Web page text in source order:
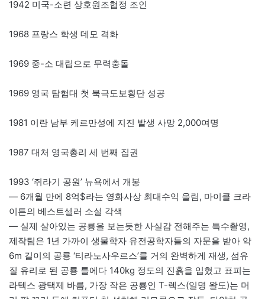
1942 미국-소련 상호원조협정 조인
1968 프랑스 학생 데모 격화
1969 중-소 대립으로 무력충돌
1969 영국 탐험대 첫 북극도보횡단 성공
1981 이란 남부 케르만성에 지진 발생 사망 2,000여명
1987 대처 영국총리 세 번째 집권
1993 ‘쥐라기 공원’ 뉴욕에서 개봉
— 6개월 만에 8억$라는 영화사상 최대수익 올림, 마이클 크라
이튼의 베스트셀러 소설 각색
— 실제 살아있는 공룡을 보는듯한 사실감 전해주는 특수촬영,
제작팀은 1년 가까이 생물학자 유전공학자들의 자문을 받아 약
6m 길이의 공룡 ‘티라노사우르스’를 거의 완벽하게 재생, 섬유
질 유리로 된 공룡 틀에다 140kg 정도의 진흙을 입혔고 표피는
라텍스 광택제 바름, 가장 작은 공룡인 T-렉스(일명 왈도)는 머